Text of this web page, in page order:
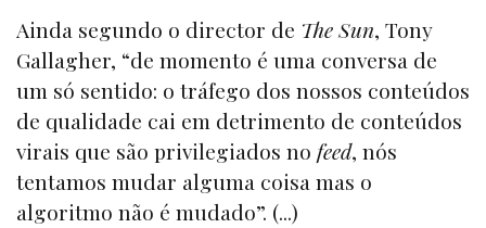
Ainda segundo o director de The Sun, Tony
Gallagher, “de momento é uma conversa de
um só sentido: o tráfego dos nossos conteúdos
de qualidade cai em detrimento de conteúdos
virais que são privilegiados no feed, nós
tentamos mudar alguma coisa mas o
algoritmo não é mudado”. (...)